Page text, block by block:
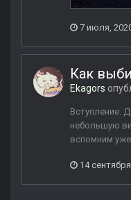
7 июля,
Как
Ekagors
Вступление.
небольшую
вспомним
14